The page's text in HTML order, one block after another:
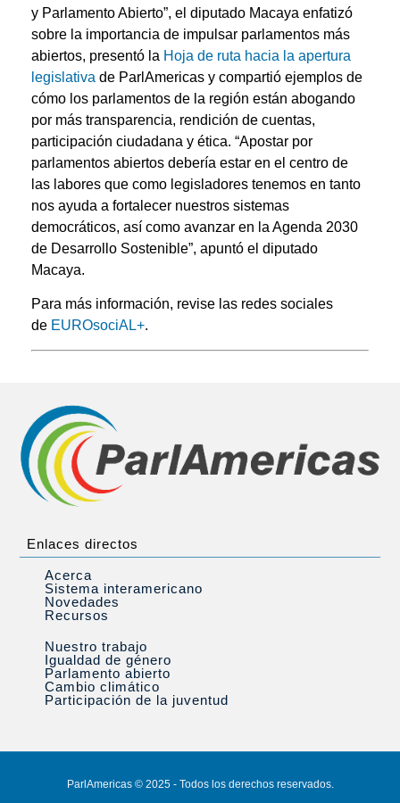
y Parlamento Abierto”, el diputado Macaya enfatizó
sobre la importancia de impulsar parlamentos más
abiertos, presentó la Hoja de ruta hacia la apertura
legislativa de ParlAmericas y compartió ejemplos de
cómo los parlamentos de la región están abogando
por más transparencia, rendición de cuentas,
participación ciudadana y ética. “Apostar por
parlamentos abiertos debería estar en el centro de
las labores que como legisladores tenemos en tanto
nos ayuda a fortalecer nuestros sistemas
democráticos, así como avanzar en la Agenda 2030
de Desarrollo Sostenible”, apuntó el diputado
Macaya.
Para más información, revise las redes sociales
de EUROsociAL+.
Enlaces directos
Acerca
Sistema interamericano
Novedades
Recursos
Nuestro trabajo
Igualdad de género
Parlamento abierto
Cambio climático
Participación de la juventud
ParlAmericas © 2025 - Todos los derechos reservados.